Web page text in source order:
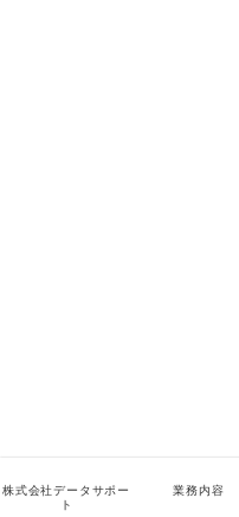
株式会社データサポー
ト
業務内容